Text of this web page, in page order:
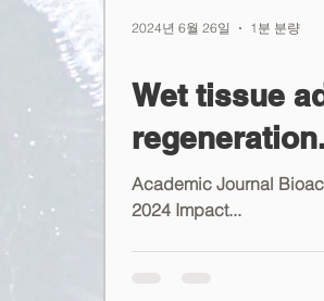
Wet tissue
Academic Journal
2024 Impact...
2024년 6월 26일 1분 분량